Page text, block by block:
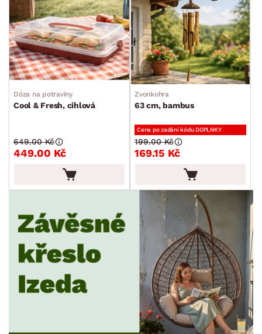
Dóza na potraviny
Cool & Fresh, cihlová
449.00 Kč
649.00 Kč
Zvonkohra
63 cm, bambus
Cena po zadání kódu DOPLNKY
169.15 Kč
199.00 Kč